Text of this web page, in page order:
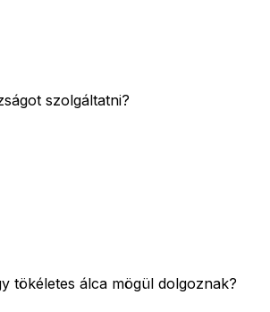
szolgáltatni?
tökéletes álca mögül dolgoznak?